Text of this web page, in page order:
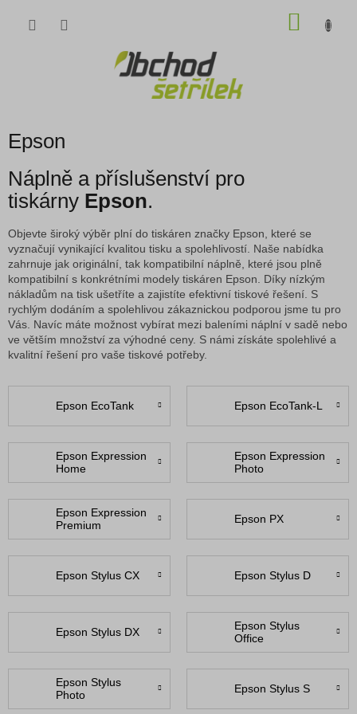
Epson
Náplně a příslušenství pro
tiskárny Epson.
Objevte široký výběr plní do tiskáren značky Epson, které se
vyznačují vynikající kvalitou tisku a spolehlivostí. Naše nabídka
zahrnuje jak originální, tak kompatibilní náplně, které jsou plně
kompatibilní s konkrétními modely tiskáren Epson.
Díky nízkým
nákladům na tisk ušetříte a zajistíte efektivní tiskové řešení. S
rychlým dodáním a spolehlivou zákaznickou podporou jsme tu pro
Vás. Navíc máte možnost vybírat mezi baleními náplní v sadě nebo
ve větším množství za výhodné ceny. S námi získáte spolehlivé a
kvalitní řešení pro vaše tiskové potřeby.
Epson EcoTank Epson EcoTank-L
Epson Expression
Home
Epson Expression
Photo
Epson Expression
Premium
Epson PX
Epson Stylus CX Epson Stylus D
Epson Stylus DX
Epson Stylus
Office
Epson Stylus
Photo
Epson Stylus S